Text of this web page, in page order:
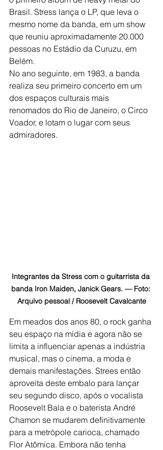
Brasil. Stress lança o LP, que leva o
mesmo nome da banda, em um show
que reuniu aproximadamente 20.000
pessoas no Estádio da Curuzu, em
Belém.
No ano seguinte, em 1983, a banda
realiza seu primeiro concerto em um
dos espaços culturais mais
renomados do Rio de Janeiro, o Circo
Voador, e lotam o lugar com seus
admiradores.
Integrantes da Stress com o guitarrista da
banda Iron Maiden, Janick Gears. — Foto:
Arquivo pessoal / Roosevelt Cavalcante
Em meados dos anos 80, o rock ganha
seu espaço na mídia e agora não se
limita a influenciar apenas a indústria
musical, mas o cinema, a moda e
demais manifestações. Strees então
aproveita deste embalo para lançar
seu segundo disco, após o vocalista
Roosevelt Bala e o baterista André
Chamon se mudarem definitivamente
para a metrópole carioca, chamado
Flor Atômica. Embora não tenha